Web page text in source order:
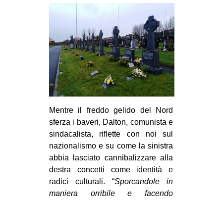
Mentre il freddo gelido del Nord
sferza i baveri, Dalton, comunista e
sindacalista, riflette con noi sul
nazionalismo e su come la sinistra
abbia lasciato cannibalizzare alla
destra concetti come identità e
radici culturali. “Sporcandole in
maniera orribile e facendo